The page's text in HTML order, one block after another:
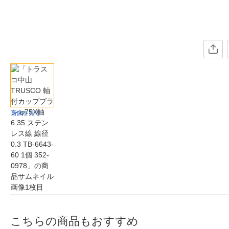
画像を見る
こちらの商品もおすすめ